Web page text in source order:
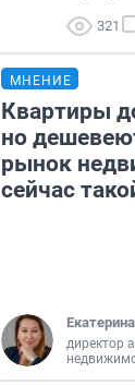
321
МНЕНИЕ
Квартиры
но
рынок
сейчас
директор